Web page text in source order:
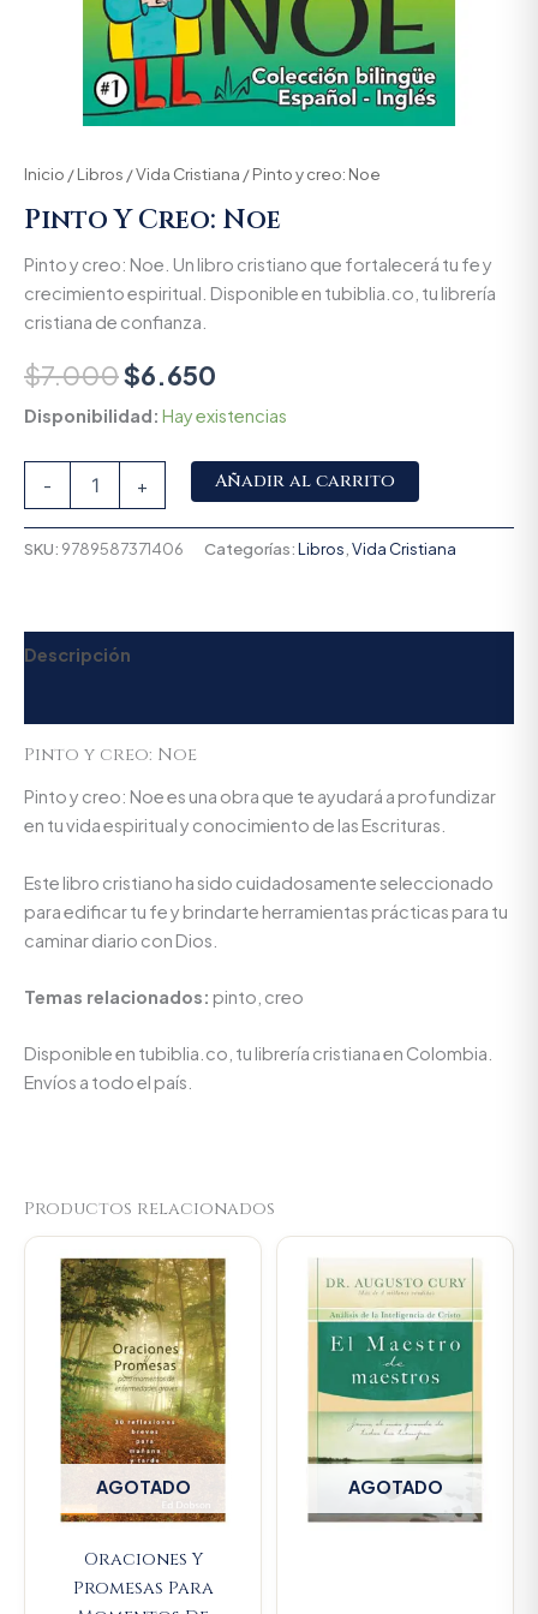
Inicio /Libros /Vida Cristiana / Pinto y creo: Noe
Pinto Y Creo: Noe
Pinto y creo: Noe. Un libro cristiano que fortalecerá tu fe y
crecimiento espiritual. Disponible en tubiblia.co, tu librería
cristiana de confianza.
$7.000$6.650
Disponibilidad: Hay existencias
- + Añadir al carrito
SKU: 9789587371406 Categorías:Libros Vida Cristiana
Descripción
Pinto y creo: Noe
Pinto y creo: Noe es una obra que te ayudará a profundizar
en tu vida espiritual y conocimiento de las Escrituras.
Este libro cristiano ha sido cuidadosamente seleccionado
para edificar tu fe y brindarte herramientas prácticas para tu
caminar diario con Dios.
Temas relacionados: pinto, creo
Disponible en tubiblia.co, tu librería cristiana en Colombia.
Envíos a todo el país.
Productos relacionados
AGOTADO
Oraciones Y
Promesas Para
AGOTADO